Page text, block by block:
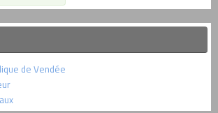
de Vendée